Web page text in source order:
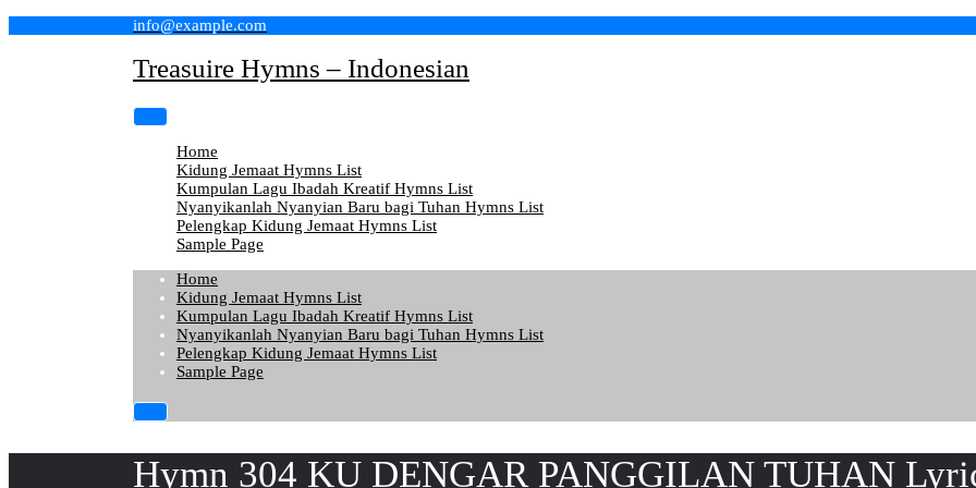
info@example.com
Treasuire Hymns – Indonesian
Home
Kidung Jemaat Hymns List
Kumpulan Lagu Ibadah Kreatif Hymns List
Nyanyikanlah Nyanyian Baru bagi Tuhan Hymns List
Pelengkap Kidung Jemaat Hymns List
Sample Page
Home
Kidung Jemaat Hymns List
Kumpulan Lagu Ibadah Kreatif Hymns List
Nyanyikanlah Nyanyian Baru bagi Tuhan Hymns List
Pelengkap Kidung Jemaat Hymns List
Sample Page
Hymn 304 KU DENGAR PANGGILAN TUHAN